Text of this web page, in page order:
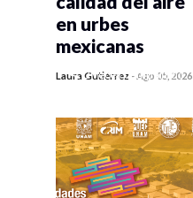
0 veces compartido
en urbes
mexicanas
Laura Gutiérrez -Ago 05, 2026